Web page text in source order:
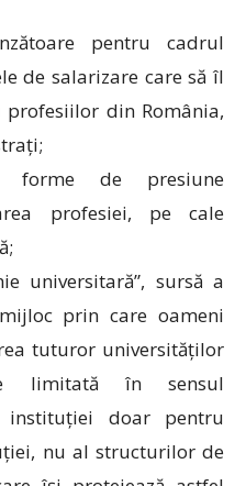
pentru cadrul
de salarizare care să îl
din România,
forme de presiune
profesiei, pe cale
universitară”, sursă a
prin care oameni
tuturor universităților
limitată în sensul
instituției doar pentru
nu al structurilor de